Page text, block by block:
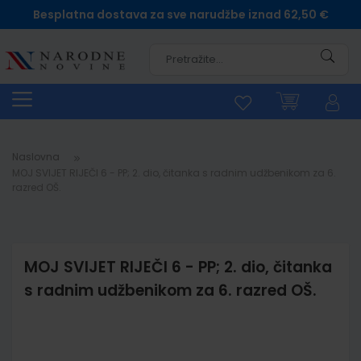
Besplatna dostava za sve narudžbe iznad 62,50 €
Naslovna
MOJ SVIJET RIJEČI 6 - PP; 2. dio, čitanka
s radnim udžbenikom za 6. razred OŠ.